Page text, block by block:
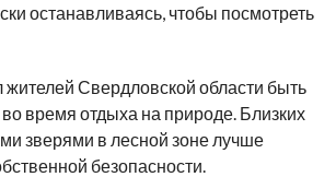
останавливаясь, чтобы посмотреть
жителей Свердловской области быть
время отдыха на природе. Близких
зверями в лесной зоне лучше
безопасности.